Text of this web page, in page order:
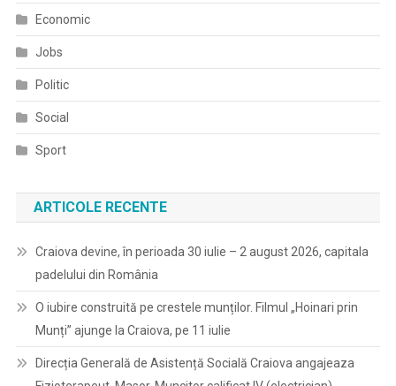
Economic
Jobs
Politic
Social
Sport
ARTICOLE RECENTE
Craiova devine, în perioada 30 iulie – 2 august 2026, capitala
padelului din România
O iubire construită pe crestele munților. Filmul „Hoinari prin
Munți” ajunge la Craiova, pe 11 iulie
Direcția Generală de Asistență Socială Craiova angajeaza